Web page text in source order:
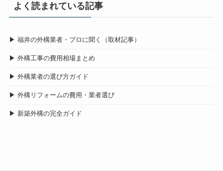
よく読まれている記事
▶ 福井の外構業者・プロに聞く（取材記事）
▶ 外構工事の費用相場まとめ
▶ 外構業者の選び方ガイド
▶ 外構リフォームの費用・業者選び
▶ 新築外構の完全ガイド